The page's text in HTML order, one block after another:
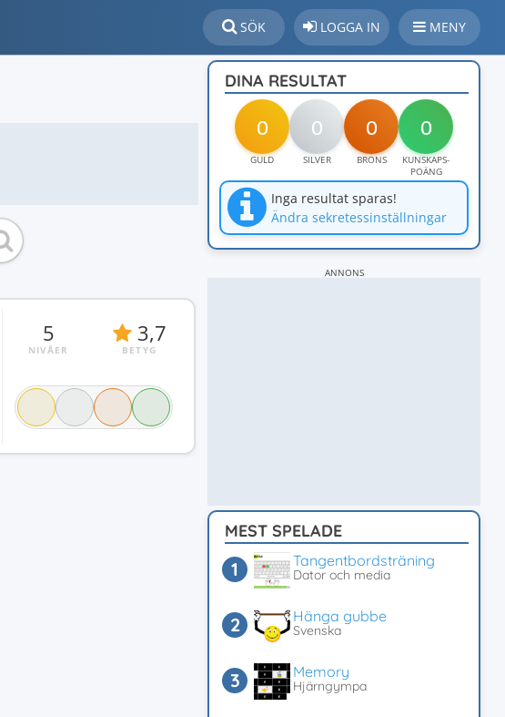
SÖK LOGGA IN MENY
5
NIVÅER
3,7
BETYG
DINA RESULTAT
0 0 0 0
GULD SILVER BRONS
KUNSKAPS-
POÄNG
Inga resultat sparas!
Ändra sekretessinställningar
ANNONS
MEST SPELADE
Tangentbordsträning
Dator och media
Hänga gubbe
Svenska
Memory
Hjärngympa